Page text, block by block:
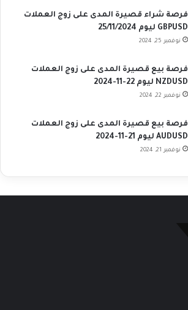
فرصة شراء قصيرة المدى على زوج العملات
GBPUSD ليوم 25/11/2024
نوفمبر 25, 2024
فرصة بيع قصيرة المدى على زوج العملات
NZDUSD ليوم 22-11-2024
نوفمبر 22, 2024
فرصة بيع قصيرة المدى على زوج العملات
AUDUSD ليوم 21-11-2024
نوفمبر 21, 2024